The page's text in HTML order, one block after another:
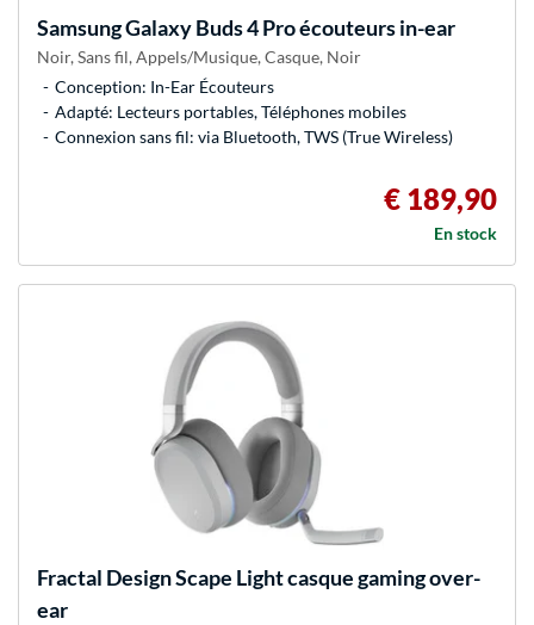
SamsungGalaxy Buds 4 Pro écouteurs in-ear
Noir, Sans fil, Appels/Musique, Casque, Noir
Conception: In-Ear Écouteurs
Adapté: Lecteurs portables, Téléphones mobiles
Connexion sans fil: via Bluetooth, TWS (True Wireless)
€ 189,90
En stock
Fractal DesignScape Light casque gaming over-
ear